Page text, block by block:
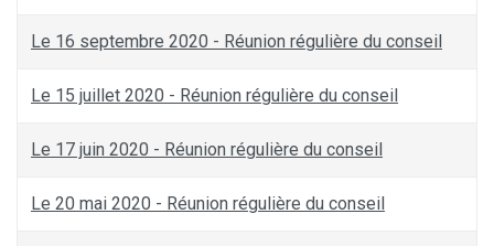
Le 16 septembre 2020 - Réunion régulière du conseil
Le 15 juillet 2020 - Réunion régulière du conseil
Le 17 juin 2020 - Réunion régulière du conseil
Le 20 mai 2020 - Réunion régulière du conseil